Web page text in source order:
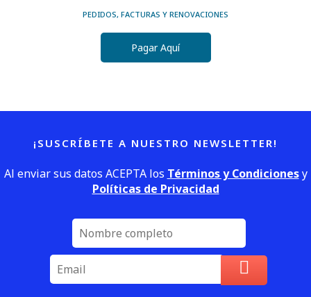
PEDIDOS, FACTURAS Y RENOVACIONES
Pagar Aquí
¡SUSCRÍBETE A NUESTRO NEWSLETTER!
Al enviar sus datos ACEPTA los Términos y Condicionesy
Políticas de Privacidad